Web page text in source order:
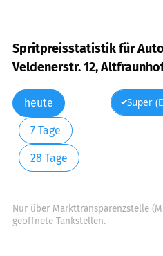
Spritpreisstatistik für
Veldenerstr. 12,
heute
7 Tage
28 Tage
Super
Nur über Markttransparenzstelle
geöffnete Tankstellen.